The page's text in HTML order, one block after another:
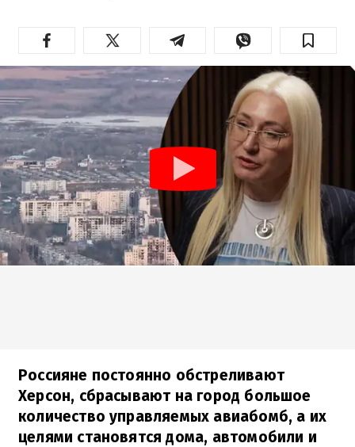
Россияне постоянно обстреливают
Херсон, сбрасывают на город большое
количество управляемых авиабомб, а их
целями становятся дома, автомобили и